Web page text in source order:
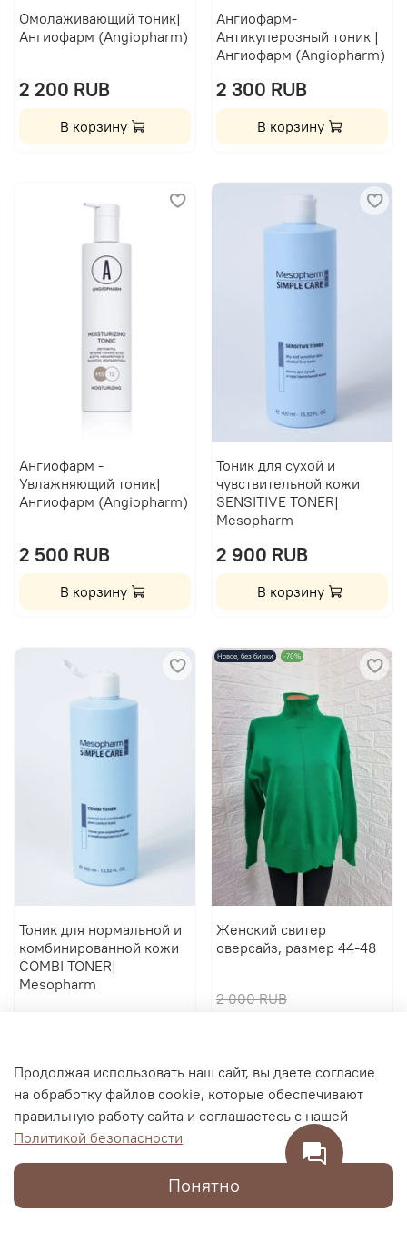
Омолаживающий тоник|
Ангиофарм (Angiopharm)
2 200 RUB
В корзину
Ангиофарм-
Антикуперозный тоник |
Ангиофарм (Angiopharm)
2 300 RUB
В корзину
Ангиофарм -
Увлажняющий тоник|
Ангиофарм (Angiopharm)
2 500 RUB
В корзину
Тоник для сухой и
чувствительной кожи
SENSITIVE TONER|
Mesopharm
2 900 RUB
В корзину
Тоник для нормальной и
комбинированной кожи
COMBI TONER|
Mesopharm
Новое, без бирки -70%
Женский свитер
оверсайз, размер 44-48
2 000 RUB
Продолжая использовать наш сайт, вы даете согласие
на обработку файлов cookie, которые обеспечивают
правильную работу сайта и соглашаетесь с нашей
Политикой безопасности
Понятно